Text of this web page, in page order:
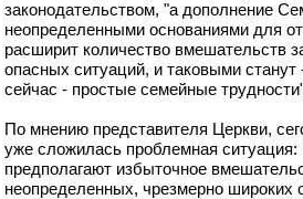
законодательством, "а дополнение
неопределенными основаниями для
расширит количество вмешательств
опасных ситуаций, и таковыми станут
сейчас - простые семейные
По мнению представителя Церкви,
уже сложилась проблемная
предполагают избыточное
неопределенных, чрезмерно широких